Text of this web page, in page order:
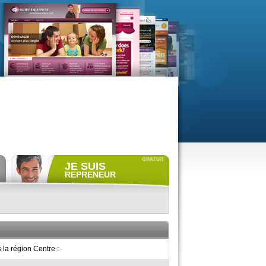
JE SUIS
REPRENEUR
Déposer gratuitementune
ACCÈS REPRENEUR
la région Centre :